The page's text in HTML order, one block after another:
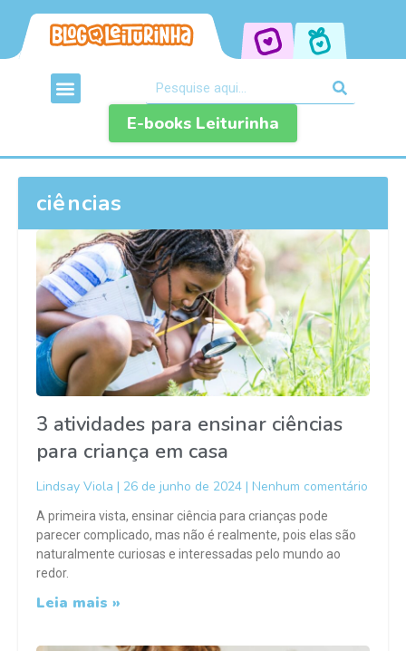
E-books Leiturinha
ciências
3 atividades para ensinar ciências
para criança em casa
Lindsay Viola 26 de junho de 2024 Nenhum comentário
A primeira vista, ensinar ciência para crianças pode
parecer complicado, mas não é realmente, pois elas são
naturalmente curiosas e interessadas pelo mundo ao
redor.
Leia mais »